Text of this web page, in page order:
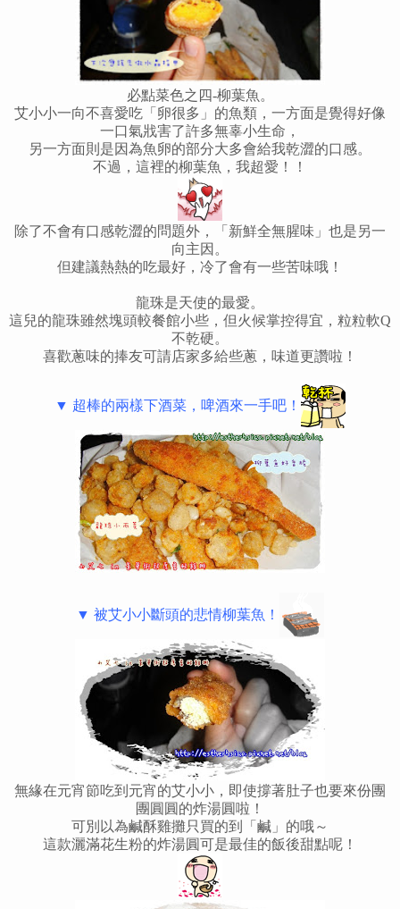
必點菜色之四-柳葉魚。
艾小小一向不喜愛吃「卵很多」的魚類，一方面是覺得好像
一口氣戕害了許多無辜小生命，
另一方面則是因為魚卵的部分大多會給我乾澀的口感。
不過，這裡的柳葉魚，我超愛！！
除了不會有口感乾澀的問題外，「新鮮全無腥味」也是另一
向主因。
但建議熱熱的吃最好，冷了會有一些苦味哦！
龍珠是天使的最愛。
這兒的龍珠雖然塊頭較餐館小些，但火候掌控得宜，粒粒軟Q
不乾硬。
喜歡蔥味的捧友可請店家多給些蔥，味道更讚啦！
▼ 超棒的兩樣下酒菜，啤酒來一手吧！
▼ 被艾小小斷頭的悲情柳葉魚！
無緣在元宵節吃到元宵的艾小小，即使撐著肚子也要來份團
團圓圓的炸湯圓啦！
可別以為鹹酥雞攤只買的到「鹹」的哦～
這款灑滿花生粉的炸湯圓可是最佳的飯後甜點呢！